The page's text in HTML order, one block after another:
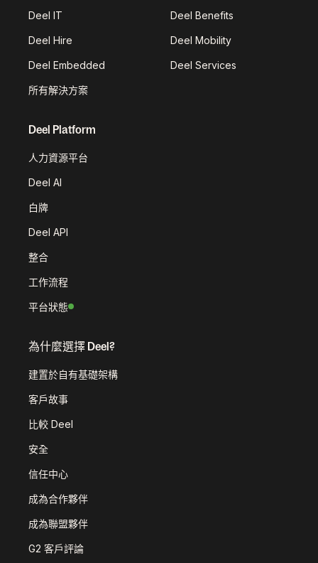
Deel IT Deel Benefits
Deel Hire Deel Mobility
Deel Embedded Deel Services
所有解決方案
Deel Platform
人力資源平台
Deel AI
白牌
Deel API
整合
工作流程
平台狀態
為什麼選擇 Deel?
建置於自有基礎架構
客戶故事
比較 Deel
安全
信任中心
成為合作夥伴
成為聯盟夥伴
G2 客戶評論